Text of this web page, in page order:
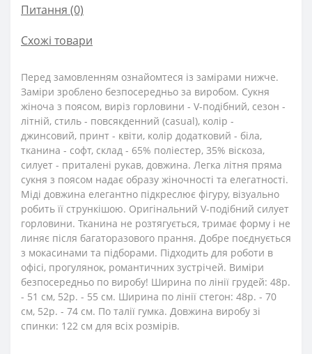
Питання (0)
Схожі товари
Перед замовленням ознайомтеся із замірами нижче.
Заміри зроблено безпосередньо за виробом. Сукня
жіноча з поясом, виріз горловини - V-подібний, сезон -
літній, стиль - повсякденний (casual), колір -
джинсовий, принт - квіти, колір додатковий - біла,
тканина - софт, склад - 65% поліестер, 35% віскоза,
силует - приталені рукав, довжина. Легка літня пряма
сукня з поясом надає образу жіночності та елегатності.
Міді довжина елегантно підкреслює фігуру, візуально
робить її стрункішою. Оригінальний V-подібний силует
горловини. Тканина не розтягується, тримає форму і не
линяє після багаторазового прання. Добре поєднується
з мокасинами та підборами. Підходить для роботи в
офісі, прогулянок, романтичних зустрічей. Виміри
безпосередньо по виробу! Ширина по лінії грудей: 48р.
- 51 см, 52р. - 55 см. Ширина по лінії стегон: 48р. - 70
см, 52р. - 74 см. По талії гумка. Довжина виробу зі
спинки: 122 см для всіх розмірів.